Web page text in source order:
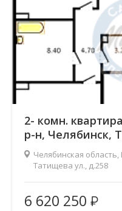
2- комн.
р-н, Челябинск,
Челябинская
Татищева ул., д.258
Жилой комплекс:
Количество комнат:
6 620 250